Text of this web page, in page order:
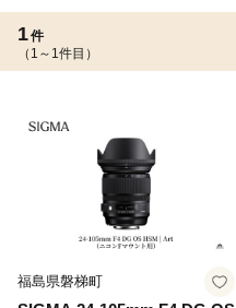
1件
（1～1件目）
福島県磐梯町